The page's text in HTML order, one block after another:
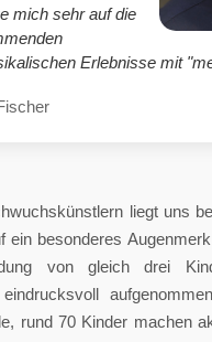
mich sehr auf die
Erlebnisse mit
liegt uns
ein besonderes
von gleich drei
rund 70 Kinder machen